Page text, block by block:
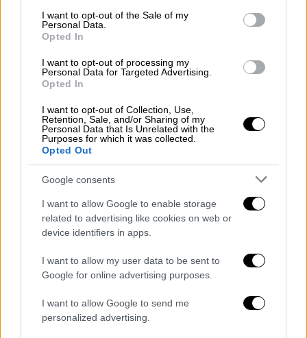
consent section.
I want to opt-out of the Sale of my
Personal Data.
Opted In
I want to opt-out of processing my
Personal Data for Targeted Advertising.
Opted In
I want to opt-out of Collection, Use,
Retention, Sale, and/or Sharing of my
Personal Data that Is Unrelated with the
Purposes for which it was collected.
Opted Out
Google consents
I want to allow Google to enable storage
related to advertising like cookies on web or
device identifiers in apps.
I want to allow my user data to be sent to
Google for online advertising purposes.
I want to allow Google to send me
personalized advertising.
Η «Κατεχόμενη Πόλη» εγκαινιάζει το
παράλληλο πρόγραμμα του νέου
Ένα πρώην στέλεχος εταιρείας τεχνολογίας
συγκεντρώνει μια ομάδα προγραμματιστών
σε άγνωστη τοποθεσία. Ξεκινούν να χτίζουν
μια επιχείρηση ψηφιακής διαφημιστικής
απάτης.Μέσα σε 12 εβδομάδες
, το διάστημα
πριν από τις αμερικανικές προεδρικές
εκλογές του 2020, καταφέρνουν να
εξαπατήσουν μεγάλο αριθμό διαφημιστών
υψηλού προφίλ, ανάμεσα στους οποίους
ομάδες υποστηρικτών τουDonald Trump
. Καθώς η επιχείρηση
εκτυλίσσεται, παρακολουθούμε